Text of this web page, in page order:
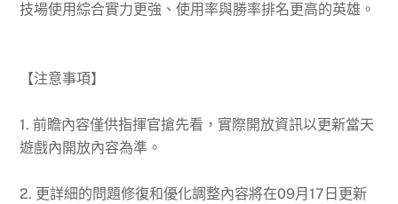
技場使用綜合實力更強、使用率與勝率排名更高的英雄。
【注意事項】
1. 前瞻內容僅供指揮官搶先看，實際開放資訊以更新當天
遊戲內開放內容為準。
2. 更詳細的問題修復和優化調整內容將在09月17日更新